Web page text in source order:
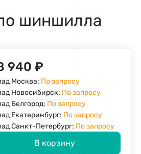
шиншилла
940₽
Москва: По запросу
Новосибирск: По запросу
Белгород: По запросу
Екатеринбург: По запросу
Санкт-Петербург: По запросу
В корзину